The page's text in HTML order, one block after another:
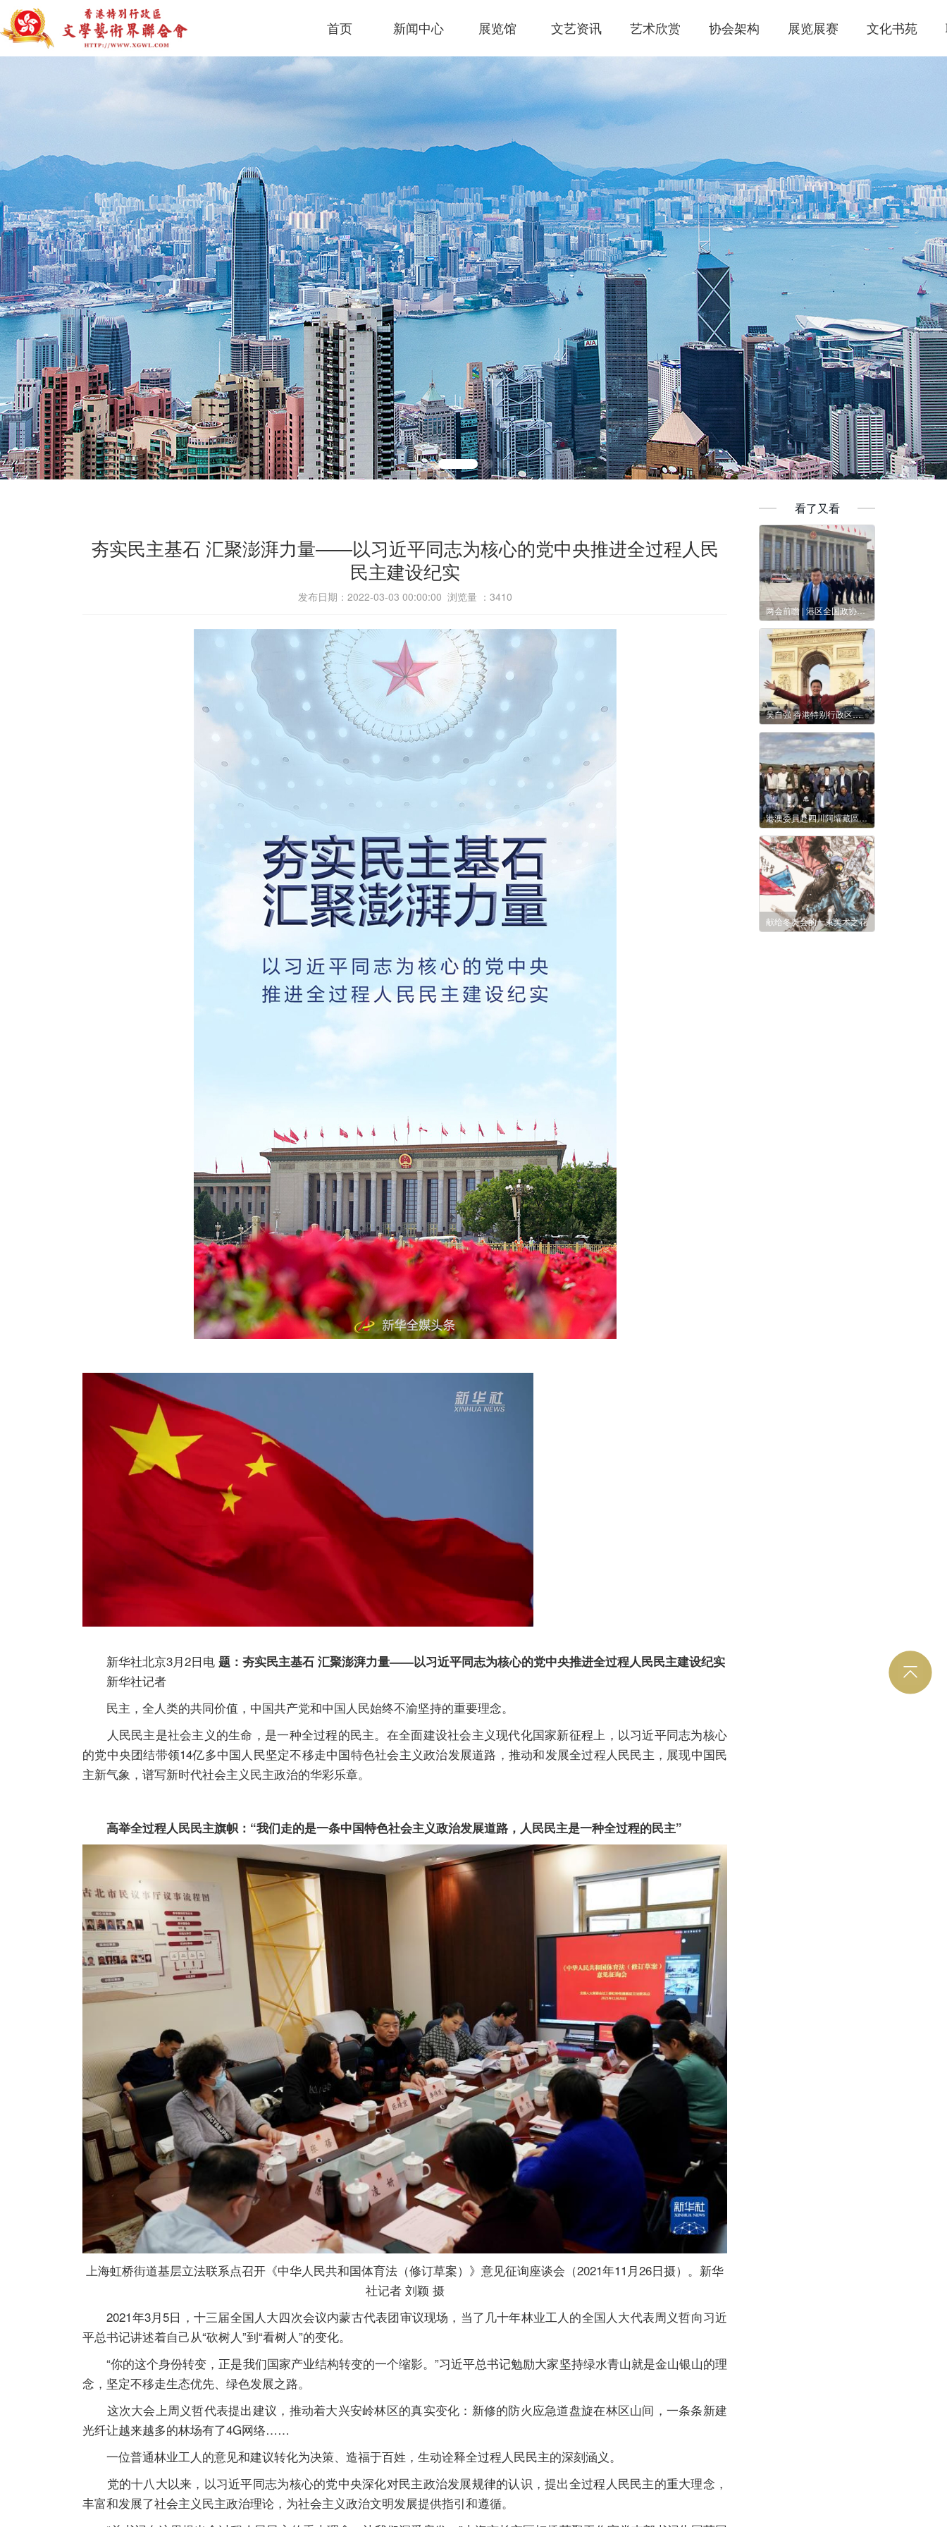
首页 新闻中心 展览馆 文艺资讯 艺术欣赏 协会架构 展览展赛 文化书苑
夯实民主基石 汇聚澎湃力量——以习近平同志为核心的党中央推进全过程人民
民主建设纪实
发布日期：2022-03-03 00:00:00 浏览量 ： 3410
新华社北京3月2日电 题：夯实民主基石 汇聚澎湃力量——以习近平同志为核心的党中央推进全过程人民民主建设纪实
新华社记者
民主，全人类的共同价值，中国共产党和中国人民始终不渝坚持的重要理念。
人民民主是社会主义的生命，是一种全过程的民主。在全面建设社会主义现代化国家新征程上，以习近平同志为核心
的党中央团结带领14亿多中国人民坚定不移走中国特色社会主义政治发展道路，推动和发展全过程人民民主，展现中国民
主新气象，谱写新时代社会主义民主政治的华彩乐章。
高举全过程人民民主旗帜：“我们走的是一条中国特色社会主义政治发展道路，人民民主是一种全过程的民主”
上海虹桥街道基层立法联系点召开《中华人民共和国体育法（修订草案）》意见征询座谈会（2021年11月26日摄）。新华
社记者 刘颖 摄
2021年3月5日，十三届全国人大四次会议内蒙古代表团审议现场，当了几十年林业工人的全国人大代表周义哲向习近
平总书记讲述着自己从“砍树人”到“看树人”的变化。
“你的这个身份转变，正是我们国家产业结构转变的一个缩影。”习近平总书记勉励大家坚持绿水青山就是金山银山的理
念，坚定不移走生态优先、绿色发展之路。
这次大会上周义哲代表提出建议，推动着大兴安岭林区的真实变化：新修的防火应急道盘旋在林区山间，一条条新建
光纤让越来越多的林场有了4G网络……
一位普通林业工人的意见和建议转化为决策、造福于百姓，生动诠释全过程人民民主的深刻涵义。
党的十八大以来，以习近平同志为核心的党中央深化对民主政治发展规律的认识，提出全过程人民民主的重大理念，
丰富和发展了社会主义民主政治理论，为社会主义政治文明发展提供指引和遵循。
看了又看
两会前瞻 | 港区全国政协委员胡剑江：以北部都会区为基点深化香港融入国家发展大局
吴自强 香港特别行政区文学艺术界联合会美术家协会副主席
港澳委員赴四川阿壩藏區考察學習，香港文聯常務副主席吳長江應邀參加考察
献给冬奥会的一束美术之花